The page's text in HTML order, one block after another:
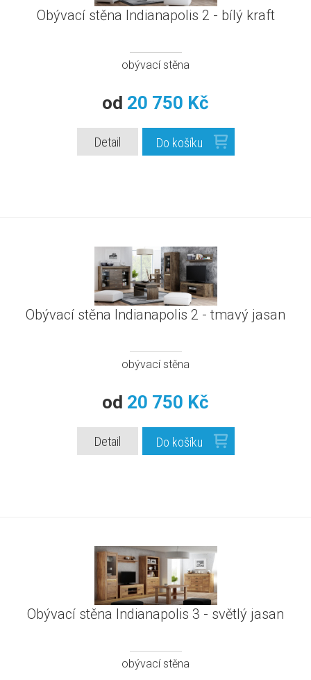
Obývací stěna Indianapolis 2 - bílý kraft
obývací stěna
od 20 750 Kč
Detail Do košíku
Obývací stěna Indianapolis 2 - tmavý jasan
obývací stěna
od 20 750 Kč
Detail Do košíku
Obývací stěna Indianapolis 3 - světlý jasan
obývací stěna